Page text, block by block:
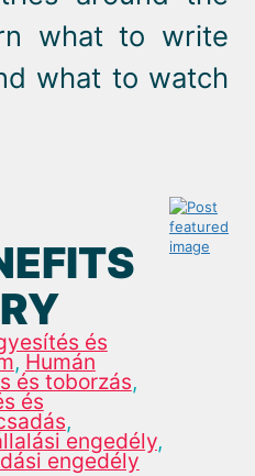
what to write
what to watch
és
, Humán
és toborzás,
és
,
engedély,
engedély